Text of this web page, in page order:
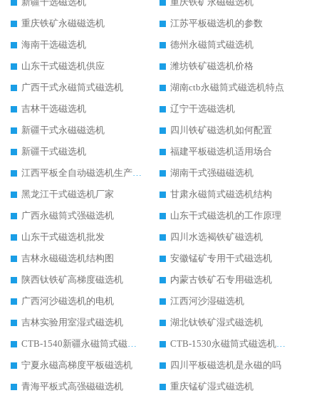
重庆铁矿永磁磁选机
江苏平板磁选机的参数
海南干选磁选机
德州永磁筒式磁选机
山东干式磁选机供应
潍坊铁矿磁选机价格
广西干式永磁筒式磁选机
湖南ctb永磁筒式磁选机特点
吉林干选磁选机
辽宁干选磁选机
新疆干式永磁磁选机
四川铁矿磁选机如何配置
新疆干式磁选机
福建平板磁选机适用场合
江西平板全自动磁选机生产厂家
湖南干式强磁磁选机
黑龙江干式磁选机厂家
甘肃永磁筒式磁选机结构
广西永磁筒式强磁选机
山东干式磁选机的工作原理
山东干式磁选机批发
四川水选褐铁矿磁选机
吉林永磁磁选机结构图
安徽锰矿专用干式磁选机
陕西钛铁矿高梯度磁选机
内蒙古铁矿石专用磁选机
广西河沙磁选机的电机
江西河沙湿磁选机
吉林实验用室湿式磁选机
湖北钛铁矿湿式磁选机
CTB-1540新疆永磁筒式磁选机
CTB-1530永磁筒式磁选机代理商
宁夏永磁高梯度平板磁选机
四川平板磁选机是永磁的吗
青海平板式高强磁磁选机
重庆锰矿湿式磁选机